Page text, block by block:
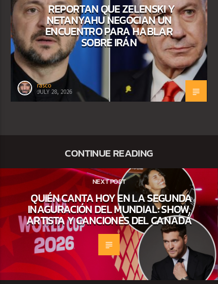
REPORTAN QUE ZELENSKI Y
NETANYAHU NEGOCIAN UN
ENCUENTRO PARA HABLAR
SOBRE IRÁN
rasco
JULY 28, 2026
CONTINUE READING
NEXT POST
QUIÉN CANTA HOY EN LA SEGUNDA
INAGURACIÓN DEL MUNDIAL: SHOW,
ARTISTA Y CANCIONES DEL CANADÁ